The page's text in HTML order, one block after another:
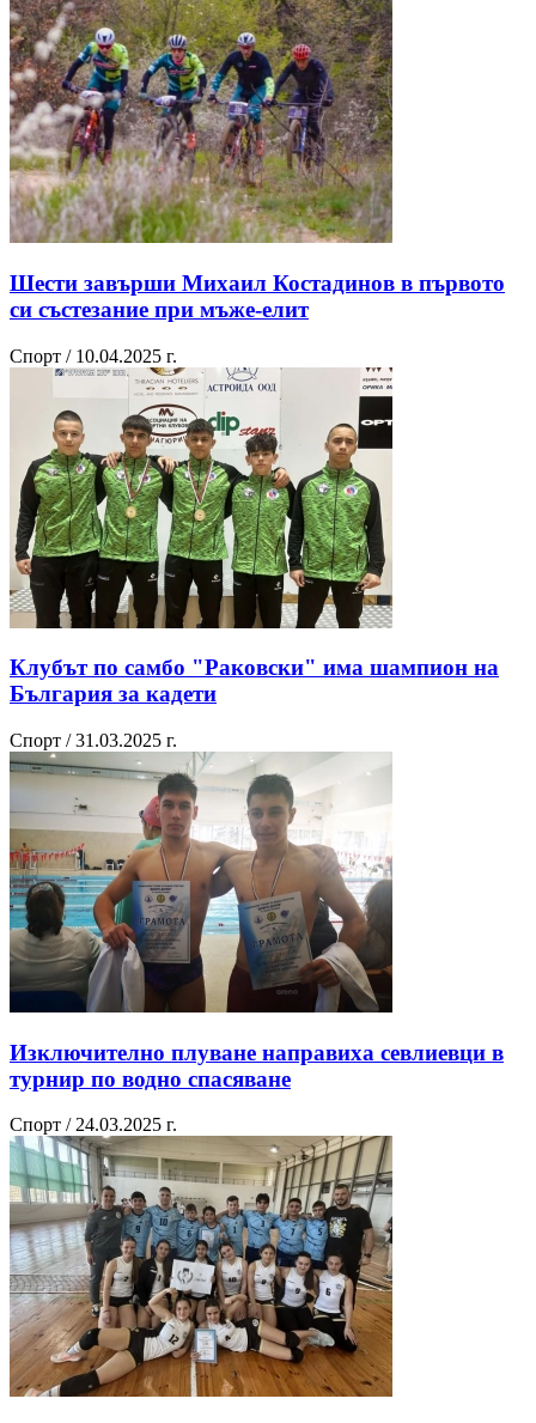
Шести завърши Михаил Костадинов в първото
си състезание при мъже-елит
Спорт / 10.04.2025 г.
Клубът по самбо "Раковски" има шампион на
България за кадети
Спорт / 31.03.2025 г.
Изключително плуване направиха севлиевци в
турнир по водно спасяване
Спорт / 24.03.2025 г.